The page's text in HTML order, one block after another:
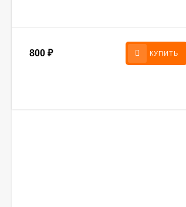
800 ₽ КУПИТЬ